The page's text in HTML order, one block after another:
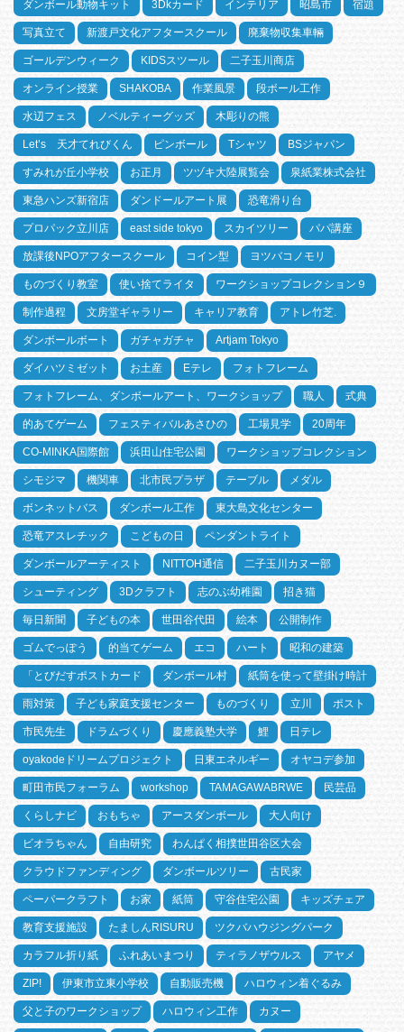
ダンボール動物キット 3Dkカード インテリア 昭島市 宿題
写真立て 新渡戸文化アフタースクール 廃棄物収集車輛
ゴールデンウィーク KIDSスツール 二子玉川商店
オンライン授業 SHAKOBA 作業風景 段ボール工作
水辺フェス ノベルティーグッズ 木彫りの熊
Let’s 天才てれびくん ピンボール Tシャツ BSジャパン
すみれが丘小学校 お正月 ツヅキ大陸展覧会 泉紙業株式会社
東急ハンズ新宿店 ダンドールアート展 恐竜滑り台
プロパック立川店 east side tokyo スカイツリー パパ講座
放課後NPOアフタースクール コイン型 ヨツバコノモリ
ものづくり教室 使い捨てライタ ワークショップコレクション９
制作過程 文房堂ギャラリー キャリア教育 アトレ竹芝.
ダンボールボート ガチャガチャ Artjam Tokyo
ダイハツミゼット お土産 Eテレ フォトフレーム
フォトフレーム、ダンボールアート、ワークショップ 職人 式典
的あてゲーム フェスティバルあさひの 工場見学 20周年
CO-MINKA国際館 浜田山住宅公園 ワークショップコレクション
シモジマ 機関車 北市民プラザ テーブル メダル
ボンネットバス ダンボール工作 東大島文化センター
恐竜アスレチック こどもの日 ペンダントライト
ダンボールアーティスト NITTOH通信 二子玉川カヌー部
シューティング 3Dクラフト 志のぶ幼稚園 招き猫
毎日新聞 子どもの本 世田谷代田 絵本 公開制作
ゴムでっぽう 的当てゲーム エコ ハート 昭和の建築
「とびだすポストカード ダンボール村 紙筒を使って壁掛け時計
雨対策 子ども家庭支援センター ものづくり 立川 ポスト
市民先生 ドラムづくり 慶應義塾大学 鯉 日テレ
oyakodeドリームプロジェクト 日東エネルギー オヤコデ参加
町田市民フォーラム workshop TAMAGAWABRWE 民芸品
くらしナビ おもちゃ アースダンボール 大人向け
ビオラちゃん 自由研究 わんぱく相撲世田谷区大会
クラウドファンディング ダンボールツリー 古民家
ペーパークラフト お家 紙筒 守谷住宅公園 キッズチェア
教育支援施設 たましんRISURU ツクバハウジングパーク
カラフル折り紙 ふれあいまつり ティラノザウルス アヤメ
ZIP! 伊東市立東小学校 自動販売機 ハロウィン着ぐるみ
父と子のワークショップ ハロウィン工作 カヌー